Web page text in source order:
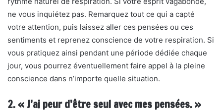
ne vous inquiétez pas. Remarquez tout ce qui a capté
votre attention, puis laissez aller ces pensées ou ces
sentiments et reprenez conscience de votre respiration. Si
vous pratiquez ainsi pendant une période dédiée chaque
jour, vous pourrez éventuellement faire appel à la pleine
conscience dans n’importe quelle situation.
2. « J’ai peur d’être seul avec mes pensées. »